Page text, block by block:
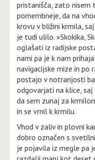
pristanišča, zato nisem
pomembneje, da na
krovu v bližini krmila,
je tudi ulilo. »Skokika,
oglašati iz radijske
nami pa je k nam
navigacijske mize in po
postajo v notranjosti
odgovarjati na klice, saj
da sem zunaj za
in se vrnil k krmilu.
Vhod v zaliv in plovni
dobro označen s
je pojavila iz megle pa